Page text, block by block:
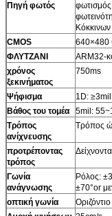
Πηγή φωτός
CMOS
640×480
ΦΛΥΤΖΑΝΙ
ARM32-
χρόνος
ξεκινήματος
750ms
Ψήφισμα
1D:
Βάθος του τομέα
5mil:
Τρόπος
ανίχνευσης
Τρόπος
προτρέποντας
τρόπος
Γωνία
ανάγνωσης
Ρόλος:
±70°or
οπτική γωνία